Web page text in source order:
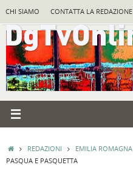
contenuto
CHI SIAMO CONTATTA LA REDAZIONE
HOMEREDAZIONI EMILIA ROMAGNA
PASQUA E PASQUETTA